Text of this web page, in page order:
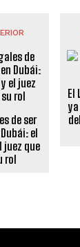
de ser
el
juez que
rol
El